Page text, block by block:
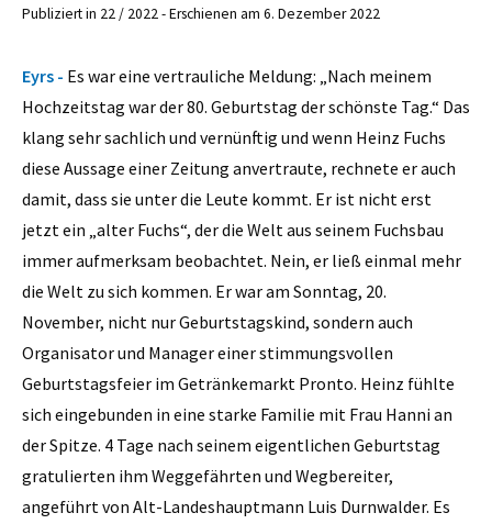
Publiziert in 22 / 2022 - Erschienen am 6. Dezember 2022
Eyrs - Es war eine vertrauliche Meldung: „Nach meinem
Hochzeitstag war der 80. Geburtstag der schönste Tag.“ Das
klang sehr sachlich und vernünftig und wenn Heinz Fuchs
diese Aussage einer Zeitung anvertraute, rechnete er auch
damit, dass sie unter die Leute kommt. Er ist nicht erst
jetzt ein „alter Fuchs“, der die Welt aus seinem Fuchsbau
immer aufmerksam beobachtet. Nein, er ließ einmal mehr
die Welt zu sich kommen. Er war am Sonntag, 20.
November, nicht nur Geburtstagskind, sondern auch
Organisator und Manager einer stimmungsvollen
Geburtstagsfeier im Getränkemarkt Pronto. Heinz fühlte
sich eingebunden in eine starke Familie mit Frau Hanni an
der Spitze. 4 Tage nach seinem eigentlichen Geburtstag
gratulierten ihm Weggefährten und Wegbereiter,
angeführt von Alt-Landeshauptmann Luis Durnwalder. Es